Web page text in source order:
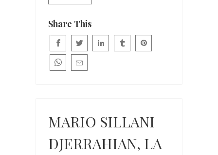
Share This
MARIO SILLANI
DJERRAHIAN, LA